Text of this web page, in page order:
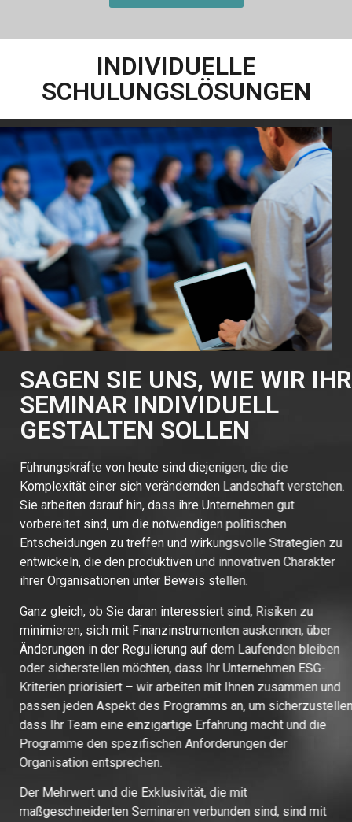
INDIVIDUELLE
SCHULUNGSLÖSUNGEN
SAGEN SIE UNS, WIE WIR IHR
SEMINAR INDIVIDUELL
GESTALTEN SOLLEN
Führungskräfte von heute sind diejenigen, die die
Komplexität einer sich verändernden Landschaft verstehen.
Sie arbeiten darauf hin, dass ihre Unternehmen gut
vorbereitet sind, um die notwendigen politischen
Entscheidungen zu treffen und wirkungsvolle Strategien zu
entwickeln, die den produktiven und innovativen Charakter
ihrer Organisationen unter Beweis stellen.
Ganz gleich, ob Sie daran interessiert sind, Risiken zu
minimieren, sich mit Finanzinstrumenten auskennen, über
Änderungen in der Regulierung auf dem Laufenden bleiben
oder sicherstellen möchten, dass Ihr Unternehmen ESG-
Kriterien priorisiert – wir arbeiten mit Ihnen zusammen und
passen jeden Aspekt des Programms an, um sicherzustellen,
dass Ihr Team eine einzigartige Erfahrung macht und die
Programme den spezifischen Anforderungen der
Organisation entsprechen.
Der Mehrwert und die Exklusivität, die mit
maßgeschneiderten Seminaren verbunden sind, sind mit